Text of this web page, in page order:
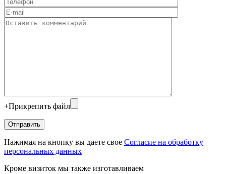
+Прикрепить файл
Нажимая на кнопку вы даете свое Согласие на обработку
персональных данных
Кроме визиток мы также изготавливаем